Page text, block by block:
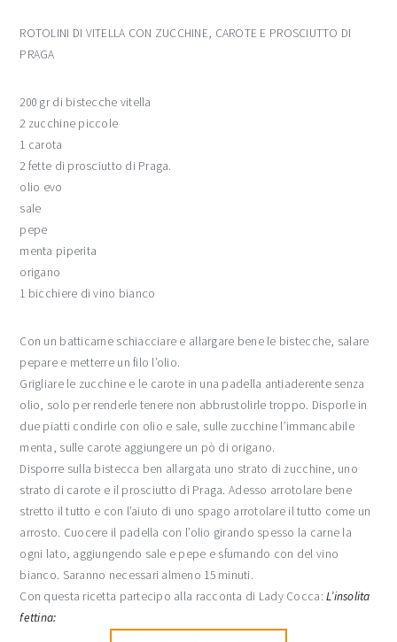
ROTOLINI DI VITELLA CON ZUCCHINE, CAROTE E PROSCIUTTO DI
PRAGA
200 gr di bistecche vitella
2 zucchine piccole
1 carota
2 fette di prosciutto di Praga.
olio evo
sale
pepe
menta piperita
origano
1 bicchiere di vino bianco
Con un batticarne schiacciare e allargare bene le bistecche, salare
pepare e metterre un filo l’olio.
Grigliare le zucchine e le carote in una padella antiaderente senza
olio, solo per renderle tenere non abbrustolirle troppo. Disporle in
due piatti condirle con olio e sale, sulle zucchine l’immancabile
menta, sulle carote aggiungere un pò di origano.
Disporre sulla bistecca ben allargata uno strato di zucchine, uno
strato di carote e il prosciutto di Praga. Adesso arrotolare bene
stretto il tutto e con l’aiuto di uno spago arrotolare il tutto come un
arrosto. Cuocere il padella con l’olio girando spesso la carne la
ogni lato, aggiungendo sale e pepe e sfumando con del vino
bianco. Saranno necessari almeno 15 minuti.
Con questa ricetta partecipo alla racconta di Lady Cocca:L’insolita
fettina: